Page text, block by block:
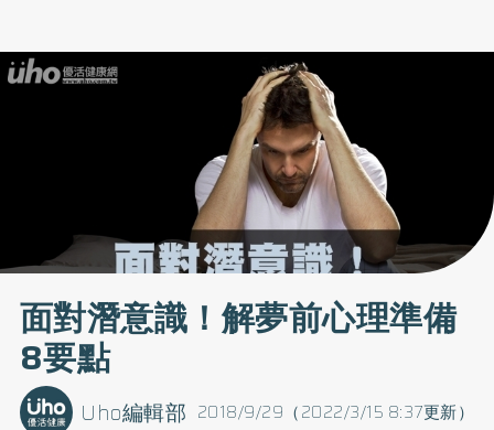
面對潛意識！解夢前心理準備
8要點
2018/9/29（2022/3/15 8:37更新）
Uho編輯部